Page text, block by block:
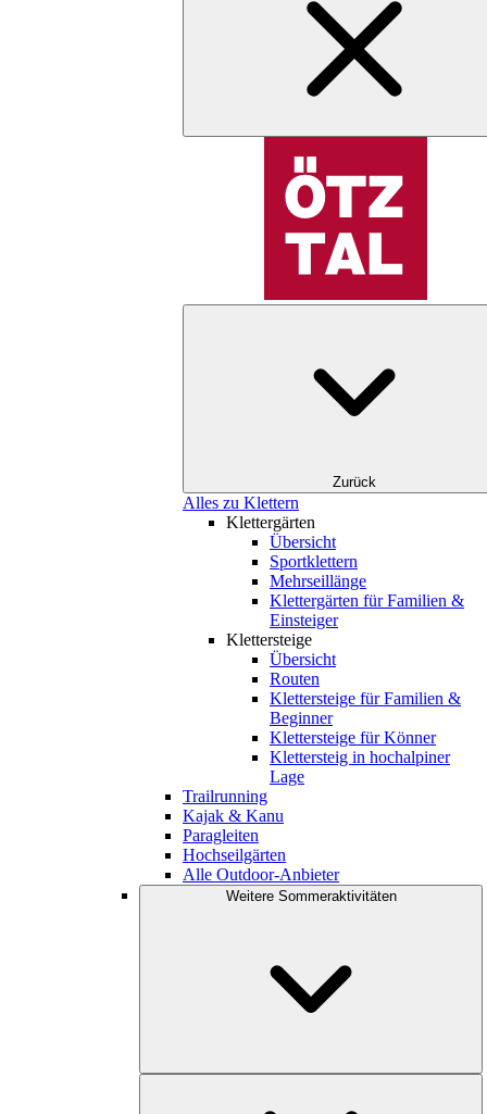
Zurück
Alles zu Klettern
Klettergärten
Übersicht
Sportklettern
Mehrseillänge
Klettergärten für Familien &
Einsteiger
Klettersteige
Übersicht
Routen
Klettersteige für Familien &
Beginner
Klettersteige für Könner
Klettersteig in hochalpiner
Lage
Trailrunning
Kajak & Kanu
Paragleiten
Hochseilgärten
Alle Outdoor-Anbieter
Weitere Sommeraktivitäten